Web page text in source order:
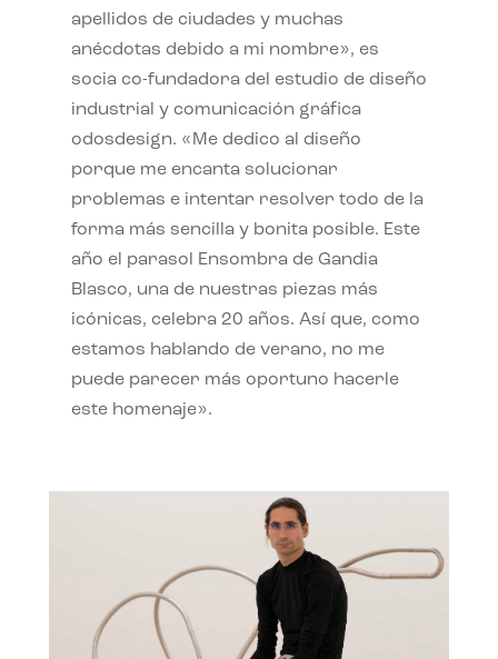
apellidos de ciudades y muchas
anécdotas debido a mi nombre», es
socia co-fundadora del estudio de diseño
industrial y comunicación gráfica
odosdesign. «Me dedico al diseño
porque me encanta solucionar
problemas e intentar resolver todo de la
forma más sencilla y bonita posible. Este
año el parasol Ensombra de Gandia
Blasco, una de nuestras piezas más
icónicas, celebra 20 años. Así que, como
estamos hablando de verano, no me
puede parecer más oportuno hacerle
este homenaje».